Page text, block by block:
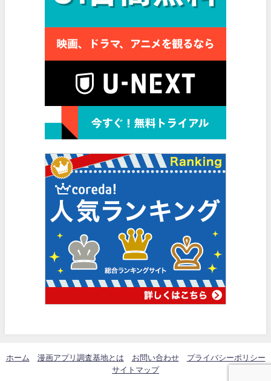
ホーム 漫画アプリ調査基地とは お問い合わせ
プライバシーポリシー
サイトマップ